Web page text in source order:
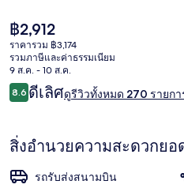
utca และ 4 นาทีถึง สถานีรถรางเทรม
ราคา
ปัจจุบัน
฿2,912
฿2,912
ราคารวม ฿3,174
รวมภาษีและค่าธรรมเนียม
9 ส.ค. - 10 ส.ค.
รีวิว
8.68.6 จาก 10
ดีเลิศดูรีวิวทั้งหมด 270 รายกา
สิ่งอำนวยความสะดวกย
รถรับส่งสนามบิน